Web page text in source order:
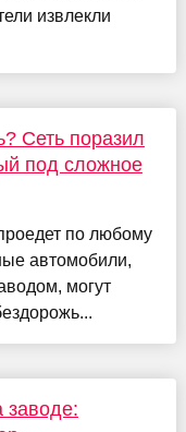
извлекли
Сеть поразил
под сложное
по любому
автомобили,
могут
заводе: